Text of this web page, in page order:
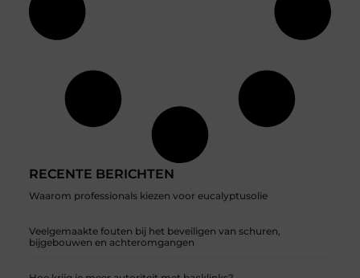
RECENTE BERICHTEN
Waarom professionals kiezen voor eucalyptusolie
Veelgemaakte fouten bij het beveiligen van schuren,
bijgebouwen en achteromgangen